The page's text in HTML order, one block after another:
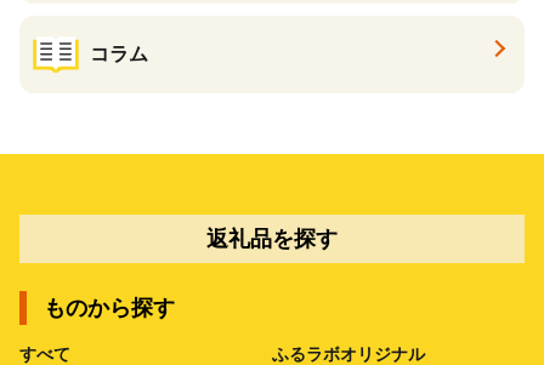
コラム
返礼品を探す
ものから探す
すべて ふるラボオリジナル